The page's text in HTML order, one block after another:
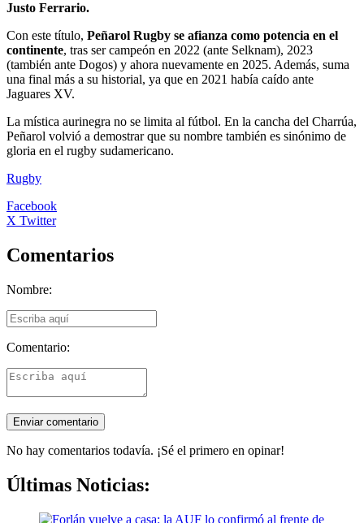
Justo Ferrario.
Con este título, Peñarol Rugby se afianza como potencia en el
continente, tras ser campeón en 2022 (ante Selknam), 2023
(también ante Dogos) y ahora nuevamente en 2025. Además, suma
una final más a su historial, ya que en 2021 había caído ante
Jaguares XV.
La mística aurinegra no se limita al fútbol. En la cancha del Charrúa,
Peñarol volvió a demostrar que su nombre también es sinónimo de
gloria en el rugby sudamericano.
Rugby
Facebook
X Twitter
Comentarios
Nombre:
Comentario:
No hay comentarios todavía. ¡Sé el primero en opinar!
Últimas Noticias: